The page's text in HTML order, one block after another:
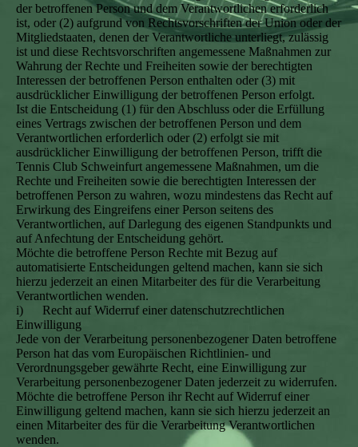
der betroffenen Person und dem Verantwortlichen erforderlich
ist, oder (2) aufgrund von Rechtsvorschriften der Union oder der
Mitgliedstaaten, denen der Verantwortliche unterliegt, zulässig
ist und diese Rechtsvorschriften angemessene Maßnahmen zur
Wahrung der Rechte und Freiheiten sowie der berechtigten
Interessen der betroffenen Person enthalten oder (3) mit
ausdrücklicher Einwilligung der betroffenen Person erfolgt.
Ist die Entscheidung (1) für den Abschluss oder die Erfüllung
eines Vertrags zwischen der betroffenen Person und dem
Verantwortlichen erforderlich oder (2) erfolgt sie mit
ausdrücklicher Einwilligung der betroffenen Person, trifft die
Tennis Club Schweinfurt angemessene Maßnahmen, um die
Rechte und Freiheiten sowie die berechtigten Interessen der
betroffenen Person zu wahren, wozu mindestens das Recht auf
Erwirkung des Eingreifens einer Person seitens des
Verantwortlichen, auf Darlegung des eigenen Standpunkts und
auf Anfechtung der Entscheidung gehört.
Möchte die betroffene Person Rechte mit Bezug auf
automatisierte Entscheidungen geltend machen, kann sie sich
hierzu jederzeit an einen Mitarbeiter des für die Verarbeitung
Verantwortlichen wenden.
i) Recht auf Widerruf einer datenschutzrechtlichen
Einwilligung
Jede von der Verarbeitung personenbezogener Daten betroffene
Person hat das vom Europäischen Richtlinien- und
Verordnungsgeber gewährte Recht, eine Einwilligung zur
Verarbeitung personenbezogener Daten jederzeit zu widerrufen.
Möchte die betroffene Person ihr Recht auf Widerruf einer
Einwilligung geltend machen, kann sie sich hierzu jederzeit an
einen Mitarbeiter des für die Verarbeitung Verantwortlichen
wenden.